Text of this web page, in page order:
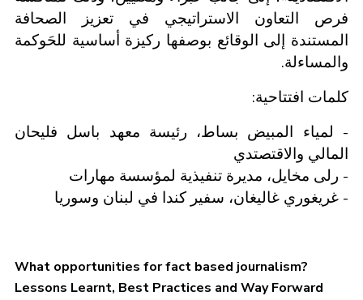
فرص التعاون الاستراتيجي في تعزيز الصحافة
المستندة إلى الوقائع بوصفها ركيزة أساسية للحَوكمة
والمساءلة.
كلمات افتتاحية:
- لمياء المبيض بساط، رئيسة معهد باسل فليحان
المالي والاقتصتدي
- رلى مخايل، مديرة تنفيذية لمؤسسة مهارات
- غريغوري غاليغان، سفير كندا في لبنان وسوريا
What opportunities for fact based journalism?
Lessons Learnt, Best Practices and Way Forward